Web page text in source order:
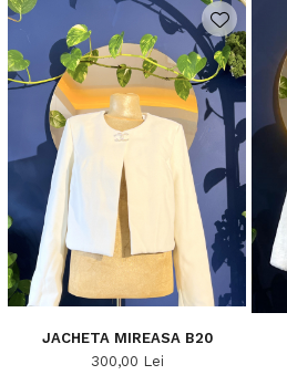
JACHETA MIREASA B20
300,00 Lei